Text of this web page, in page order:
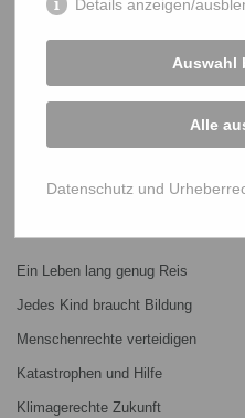
START
Projekte
Ein Leben lang genug Reis
Jedes Kind braucht Bildung
Menschenrechte verteidigen
Katastrophen und Hilfe
Klimagerechte Zukunft
Details anzeigen/
Auswahl
Alle
Datenschutz und